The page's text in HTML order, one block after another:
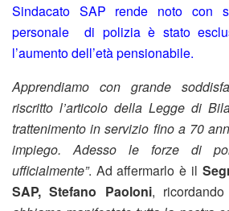
Sindacato SAP rende noto con
personale di polizia è stato
l’aumento dell’età pensionabile.
Apprendiamo con grande
riscritto l’articolo della Legge di
trattenimento in servizio fino a 70
impiego. Adesso le forze di
ufficialmente”. Ad affermarlo è il
SAP, Stefano Paoloni,